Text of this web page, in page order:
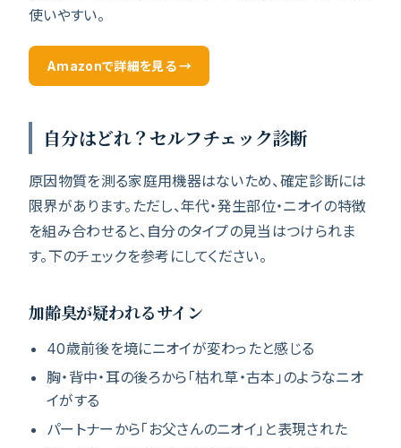
使いやすい。
Amazonで詳細を見る →
自分はどれ？セルフチェック診断
原因物質を測る家庭用機器はないため、確定診断には
限界があります。ただし、年代・発生部位・ニオイの特徴
を組み合わせると、自分のタイプの見当はつけられま
す。下のチェックを参考にしてください。
加齢臭が疑われるサイン
40歳前後を境にニオイが変わったと感じる
胸・背中・耳の後ろから「枯れ草・古本」のようなニオ
イがする
パートナーから「お父さんのニオイ」と表現された